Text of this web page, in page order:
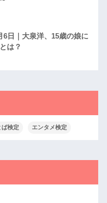
6日｜大泉洋、15歳の娘に
は？
ば検定 エンタメ検定